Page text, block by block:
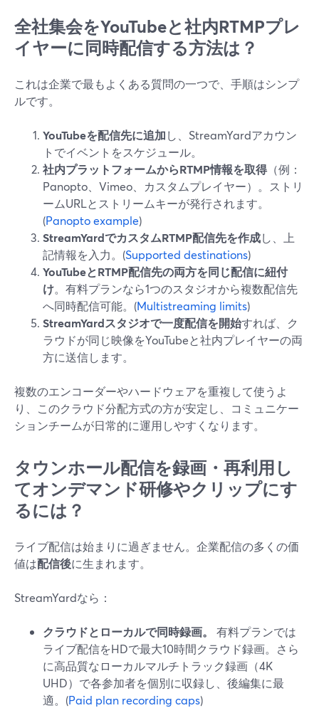
全社集会をYouTubeと社内RTMPプレ
イヤーに同時配信する方法は？
これは企業で最もよくある質問の一つで、手順はシンプ
ルです。
YouTubeを配信先に追加し、StreamYardアカウン
トでイベントをスケジュール。
社内プラットフォームからRTMP情報を取得（例：
Panopto、Vimeo、カスタムプレイヤー）。ストリ
ームURLとストリームキーが発行されます。
(Panopto example)
StreamYardでカスタムRTMP配信先を作成し、上
記情報を入力。(Supported destinations)
YouTubeとRTMP配信先の両方を同じ配信に紐付
け。有料プランなら1つのスタジオから複数配信先
へ同時配信可能。(Multistreaming limits)
StreamYardスタジオで一度配信を開始すれば、ク
ラウドが同じ映像をYouTubeと社内プレイヤーの両
方に送信します。
複数のエンコーダーやハードウェアを重複して使うよ
り、このクラウド分配方式の方が安定し、コミュニケー
ションチームが日常的に運用しやすくなります。
タウンホール配信を録画・再利用し
てオンデマンド研修やクリップにす
るには？
ライブ配信は始まりに過ぎません。企業配信の多くの価
値は配信後に生まれます。
StreamYardなら：
クラウドとローカルで同時録画。
有料プランでは
ライブ配信をHDで最大10時間クラウド録画。さら
に高品質なローカルマルチトラック録画（4K
UHD）で各参加者を個別に収録し、後編集に最
適。(Paid plan recording caps)